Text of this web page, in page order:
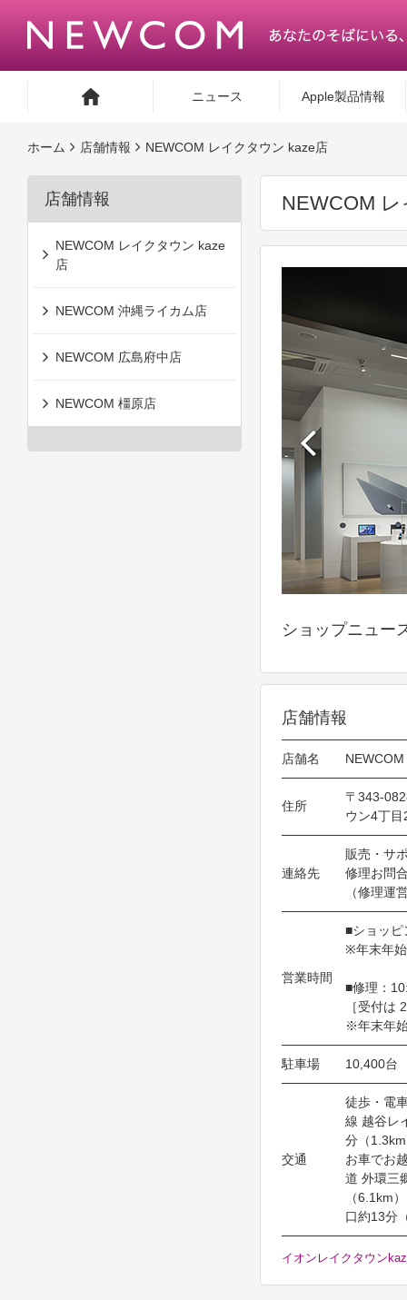
ニュース Apple製品情報
ホーム 店舗情報 NEWCOM レイクタウン kaze店
NEWCOM
ショップニュー
店舗情報
店舗名
住所
〒343-
ウン4丁
連絡先
販売・サ
修理お問
（修理運
営業時間
■ショッ
※年末年
■修理：
［受付は
※年末年
駐車場 10,400台
交通
徒歩・電
線 越谷レ
分（
お車でお
道 外環三
（6.1km
口約13分
イオンレイクタウン
店舗情報
NEWCOM レイクタウン kaze
店
NEWCOM 沖縄ライカム店
NEWCOM 広島府中店
NEWCOM 橿原店